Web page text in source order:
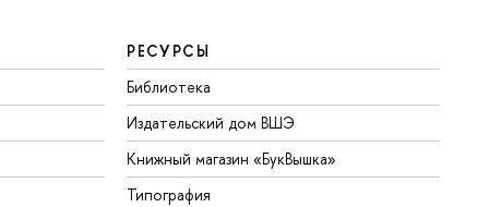
РЕСУРСЫ
Библиотека
Издательский дом ВШЭ
Книжный магазин «БукВышка»
Типография